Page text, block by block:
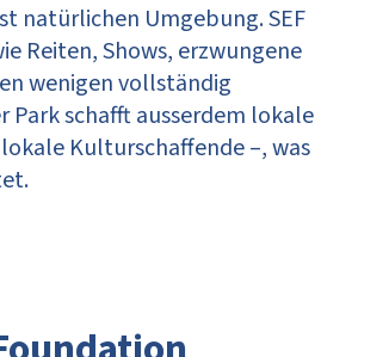
natürlichen Umgebung. SEF
Reiten, Shows, erzwungene
wenigen vollständig
schafft ausserdem lokale
Kulturschaffende –, was